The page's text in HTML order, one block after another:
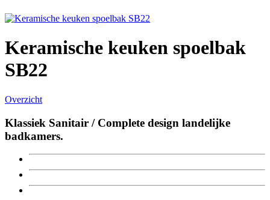
Keramische keuken spoelbak
SB22
Overzicht
Klassiek Sanitair / Complete design landelijke
badkamers.